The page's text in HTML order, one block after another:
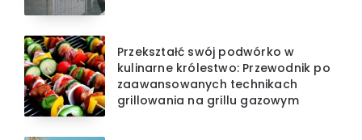
Przekształć swój podwórko w
kulinarne królestwo: Przewodnik po
zaawansowanych technikach
grillowania na grillu gazowym